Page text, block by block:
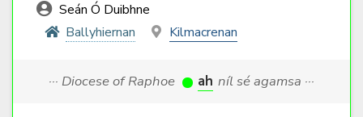
Seán Ó Duibhne
Ballyhiernan
Kilmacrenan
··· Diocese of Raphoe ah níl sé agamsa ···